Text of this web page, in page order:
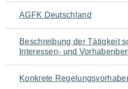
Navigation
für
den
Seiteninhalt
AGFK Deutschland
Beschreibung der Tätigkeit
Interessen- und
Konkrete